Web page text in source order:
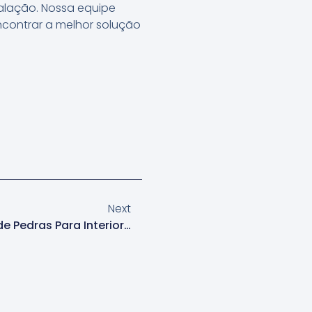
Nossa equipe
a melhor solução
Next
Aplicador De Papel De Parede Pedras Para Interiores Na Lapa